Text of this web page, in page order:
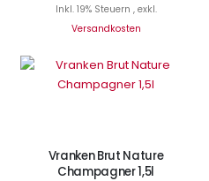
Inkl. 19% Steuern , exkl.
Versandkosten
IN DEN WARENKORB
Vranken Brut Nature
Champagner 1,5l